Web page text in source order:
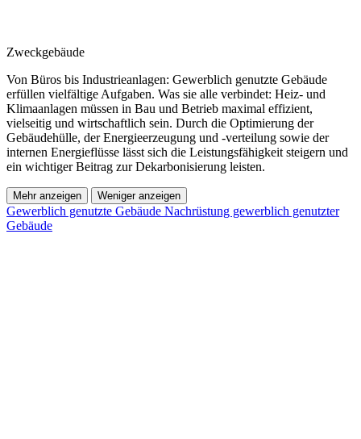
Zweckgebäude
Von Büros bis Industrieanlagen: Gewerblich genutzte Gebäude
erfüllen vielfältige Aufgaben. Was sie alle verbindet: Heiz- und
Klimaanlagen müssen in Bau und Betrieb maximal effizient,
vielseitig und wirtschaftlich sein. Durch die Optimierung der
Gebäudehülle, der Energieerzeugung und -verteilung sowie der
internen Energieflüsse lässt sich die Leistungsfähigkeit steigern und
ein wichtiger Beitrag zur Dekarbonisierung leisten.
Mehr anzeigen Weniger anzeigen
Gewerblich genutzte Gebäude Nachrüstung gewerblich genutzter
Gebäude